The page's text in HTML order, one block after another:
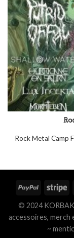
Rock Metal Camp
© 2024
accessoires, merch
~